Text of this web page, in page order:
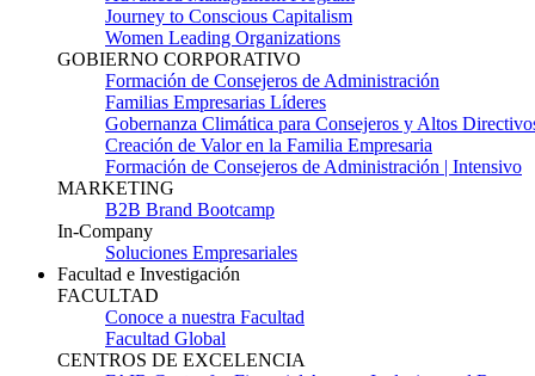
Journey to Conscious Capitalism
Women Leading Organizations
GOBIERNO CORPORATIVO
Formación de Consejeros de Administración
Familias Empresarias Líderes
Gobernanza Climática para Consejeros y Altos
Creación de Valor en la Familia Empresaria
Formación de Consejeros de Administración | Intensivo
MARKETING
B2B Brand Bootcamp
In-Company
Soluciones Empresariales
Facultad e Investigación
FACULTAD
Conoce a nuestra Facultad
Facultad Global
CENTROS DE EXCELENCIA